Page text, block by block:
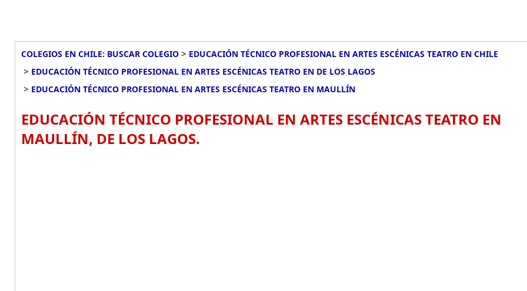
COLEGIOS EN CHILE: BUSCAR COLEGIO > EDUCACIÓN TÉCNICO PROFESIONAL EN ARTES ESCÉNICAS TEATRO EN CHILE
> EDUCACIÓN TÉCNICO PROFESIONAL EN ARTES ESCÉNICAS TEATRO EN DE LOS LAGOS
> EDUCACIÓN TÉCNICO PROFESIONAL EN ARTES ESCÉNICAS TEATRO EN MAULLÍN
EDUCACIÓN TÉCNICO PROFESIONAL EN ARTES ESCÉNICAS TEATRO EN
MAULLÍN, DE LOS LAGOS.